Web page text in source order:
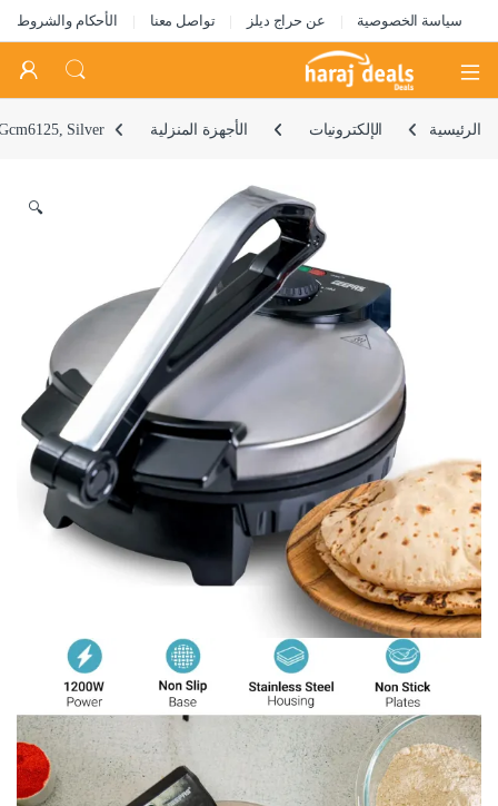
سياسة الخصوصية عن حراج ديلز تواصل معنا الأحكام والشروط
Open
الرئيسية الإلكترونيات الأجهزة المنزلية Silver
🔍